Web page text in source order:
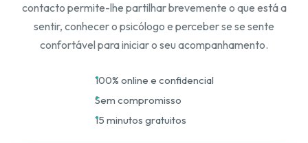
contacto permite-lhe partilhar brevemente o que está a
sentir, conhecer o psicólogo e perceber se se sente
confortável para iniciar o seu acompanhamento.
100% online e confidencial
Sem compromisso
15 minutos gratuitos